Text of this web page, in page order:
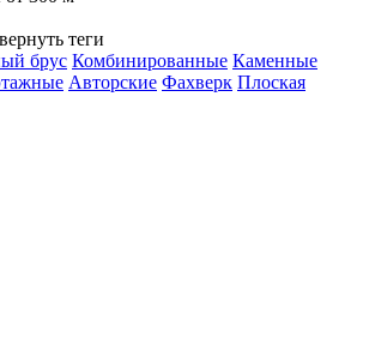
теги
брус Комбинированные Каменные
Авторские Фахверк Плоская